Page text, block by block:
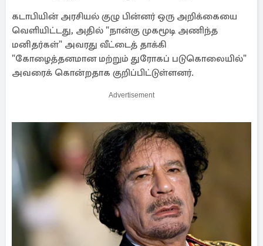
கடாபியின் அரசியல் குழு பின்னர் ஒரு அறிக்கையை
வெளியிட்டது, அதில் "நான்கு முகமூடி அணிந்த
மனிதர்கள்" அவரது வீட்டைத் தாக்கி
"கோழைத்தனமான மற்றும் துரோகப் படுகொலையில்"
அவரைக் கொன்றதாக குறிப்பிட்டுள்ளனர்.
Advertisement